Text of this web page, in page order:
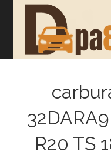
R20 TS